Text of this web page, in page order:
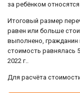
за ребёнком
Итоговый размер
равен или больше
выполнено, гражданин
стоимость равнялась
2022 г..
Для расчёта